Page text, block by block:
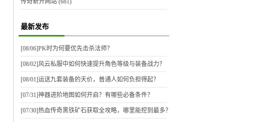
传奇新开网站 (681)
最新发布
[08/06]PK时为何要优先击杀法师？
[08/02] 风云私服中如何快速提升角色等级与装备战力？
[08/01]运送九套装备的天价，普通人如何负担得起？
[07/31]神器进阶地图如何开启？有哪些必备条件？
[07/30]热血传奇黑铁矿石获取全攻略，哪里能挖到最多？